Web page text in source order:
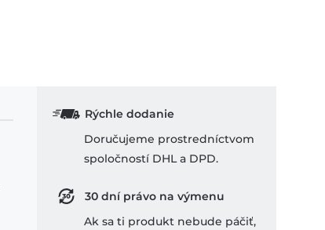
Rýchle dodanie
Doručujeme prostredníctvom
spoločností DHL a DPD.
30 dní právo na výmenu
Ak sa ti produkt nebude páčiť,